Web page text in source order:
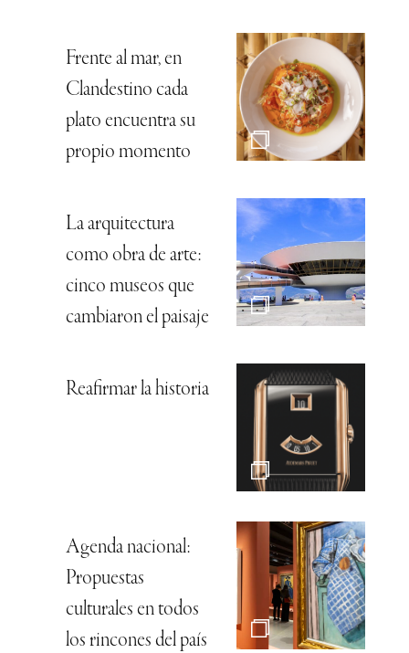
Frente al mar, en
Clandestino cada
plato encuentra su
propio momento
La arquitectura
como obra de arte:
cinco museos que
cambiaron el paisaje
Reafirmar la historia
Agenda nacional:
Propuestas
culturales en todos
los rincones del país